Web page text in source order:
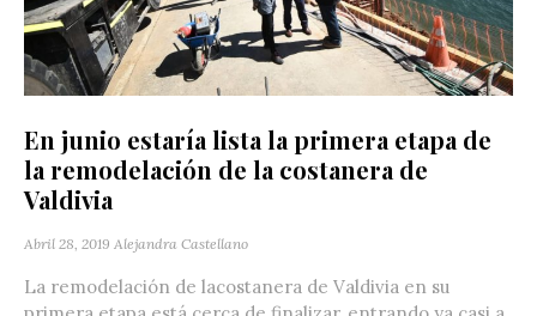
En junio estaría lista la primera etapa de
la remodelación de la costanera de
Valdivia
Abril 28, 2019 Alejandra Castellano
La remodelación de lacostanera de Valdivia en su